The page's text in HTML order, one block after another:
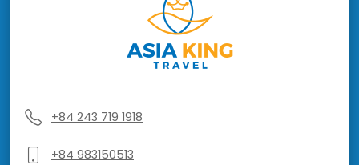
+84 243 719 1918
+84 983150513